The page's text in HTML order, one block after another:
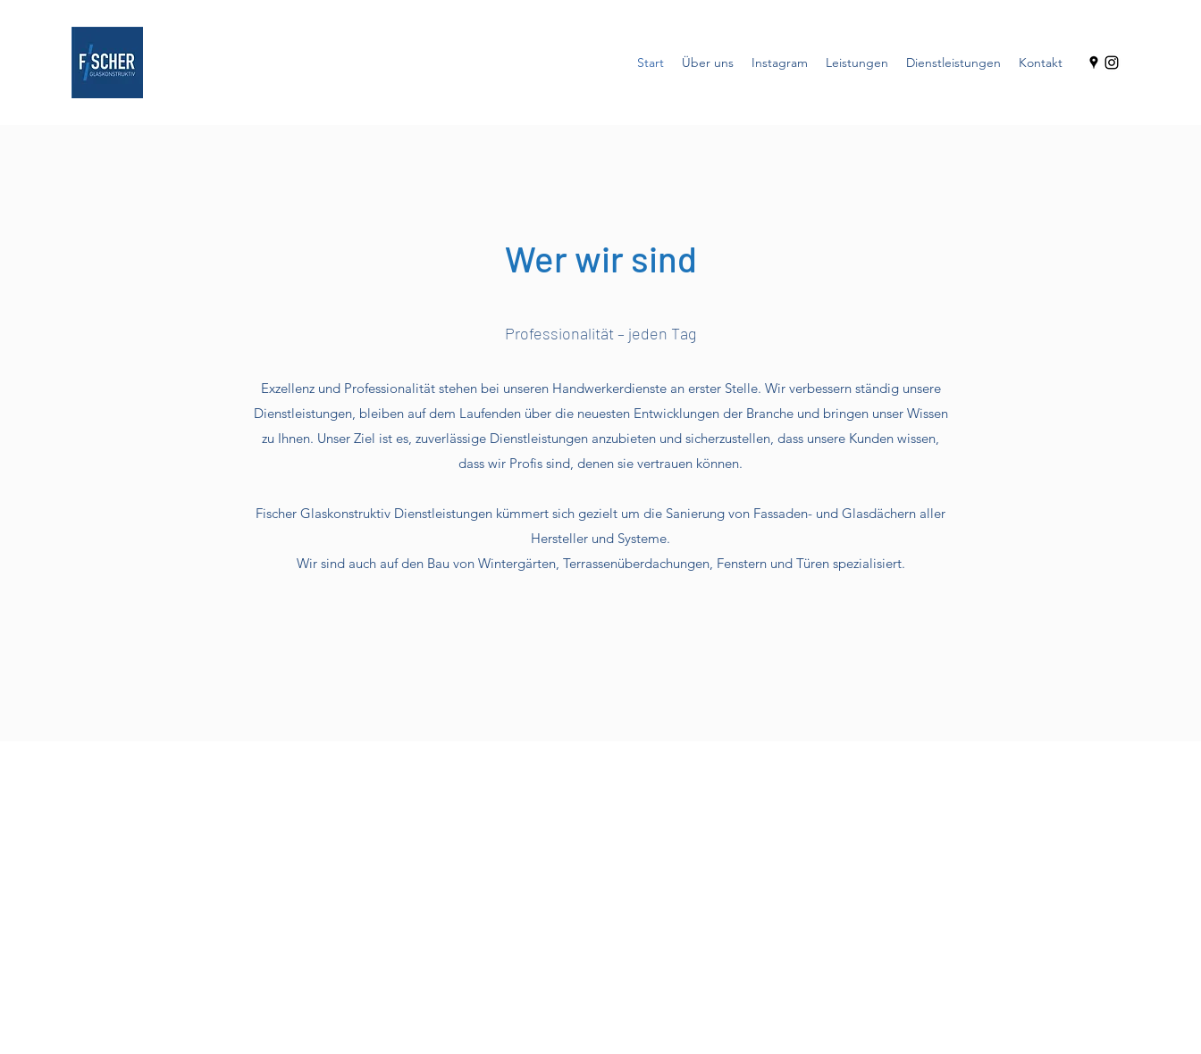
Start Über uns Instagram Leistungen Dienstleistungen Kontakt
Wer wir sind
Professionalität – jeden Tag
Exzellenz und Professionalität stehen bei unseren Handwerkerdienste an erster Stelle. Wir verbessern ständig unsere
Dienstleistungen, bleiben auf dem Laufenden über die neuesten Entwicklungen der Branche und bringen unser Wissen
zu Ihnen. Unser Ziel ist es, zuverlässige Dienstleistungen anzubieten und sicherzustellen, dass unsere Kunden wissen,
dass wir Profis sind, denen sie vertrauen können.
Fischer Glaskonstruktiv Dienstleistungen kümmert sich gezielt um die Sanierung von Fassaden- und Glasdächern aller
Hersteller und Systeme.
Wir sind auch auf den Bau von Wintergärten, Terrassenüberdachungen, Fenstern und Türen spezialisiert.